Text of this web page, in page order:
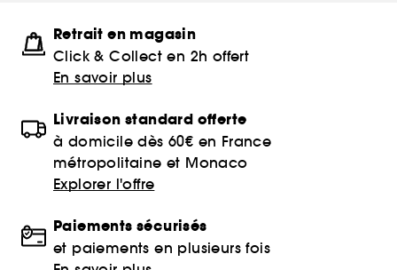
Retrait en magasin
Click & Collect en 2h offert
En savoir plus
Livraison standard offerte
à domicile dès 60€ en France
métropolitaine et Monaco
Explorer l'offre
Paiements sécurisés
et paiements en plusieurs fois